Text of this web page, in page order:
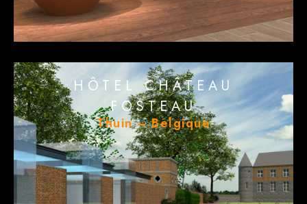
HÔTEL CHÂTEAU
FOSTEAU
Thuin – Belgique